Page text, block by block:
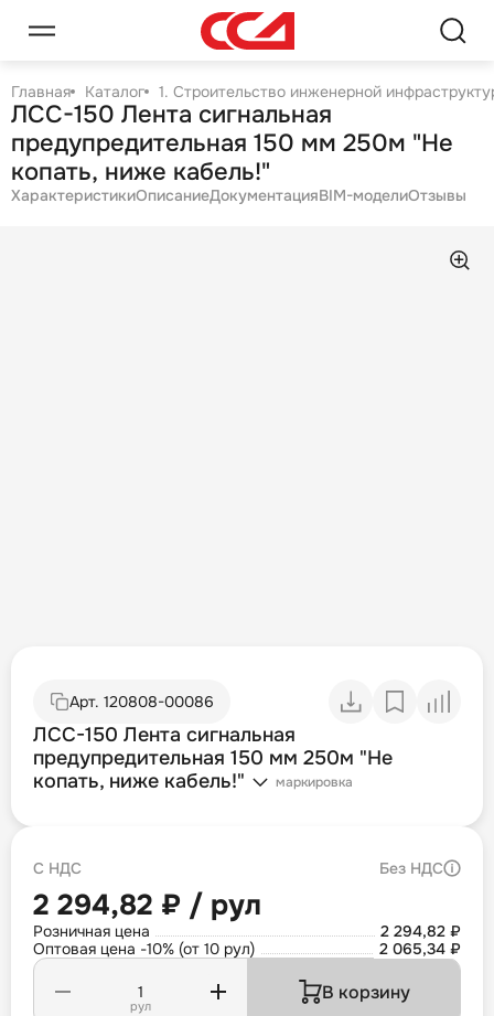
Главная Каталог 1. Строительство инженерной
ЛСС-150 Лента сигнальная
предупредительная 150 мм 250м "Не
копать, ниже кабель!"
ХарактеристикиОписаниеДокументацияBIM-моделиОтзывы
Арт. 120808-00086
ЛСС-150 Лента сигнальная
предупредительная 150 мм 250м "Не
копать, ниже кабель!"
маркировка
С НДС Без НДС
2 294,82 ₽ / рул
Розничная цена
2 294,82 ₽
Оптовая цена -10% (от 10 рул)
2 065,34 ₽
рул
В корзину